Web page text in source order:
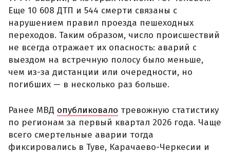
Еще 10 608 ДТП и 544 смерти связаны с
нарушением правил проезда пешеходных
переходов. Таким образом, число происшествий
не всегда отражает их опасность: аварий с
выездом на встречную полосу было меньше,
чем из-за дистанции или очередности, но
погибших — в несколько раз больше.
Ранее МВД опубликовало тревожную статистику
по регионам за первый квартал 2026 года. Чаще
всего смертельные аварии тогда
фиксировались в Туве, Карачаево-Черкесии и